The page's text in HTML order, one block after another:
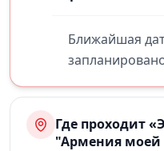
Ближайшая
Где проходит
"Армения моей